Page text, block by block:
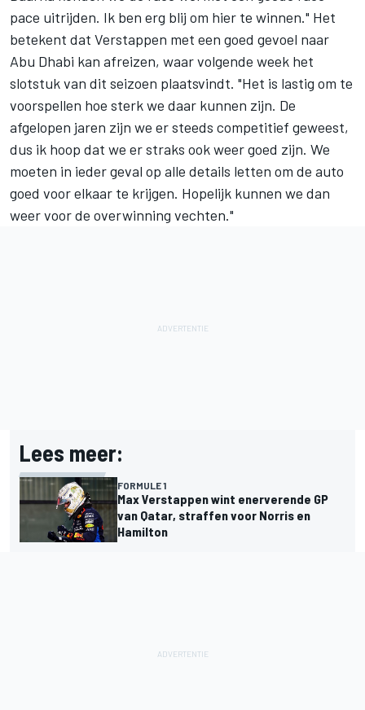
pace uitrijden. Ik ben erg blij om hier te winnen." Het
betekent dat Verstappen met een goed gevoel naar
Abu Dhabi kan afreizen, waar volgende week het
slotstuk van dit seizoen plaatsvindt. "Het is lastig om te
voorspellen hoe sterk we daar kunnen zijn. De
afgelopen jaren zijn we er steeds competitief geweest,
dus ik hoop dat we er straks ook weer goed zijn. We
moeten in ieder geval op alle details letten om de auto
goed voor elkaar te krijgen. Hopelijk kunnen we dan
weer voor de overwinning vechten."
Lees meer:
FORMULE 1
Max Verstappen wint enerverende GP
van Qatar, straffen voor Norris en
Hamilton